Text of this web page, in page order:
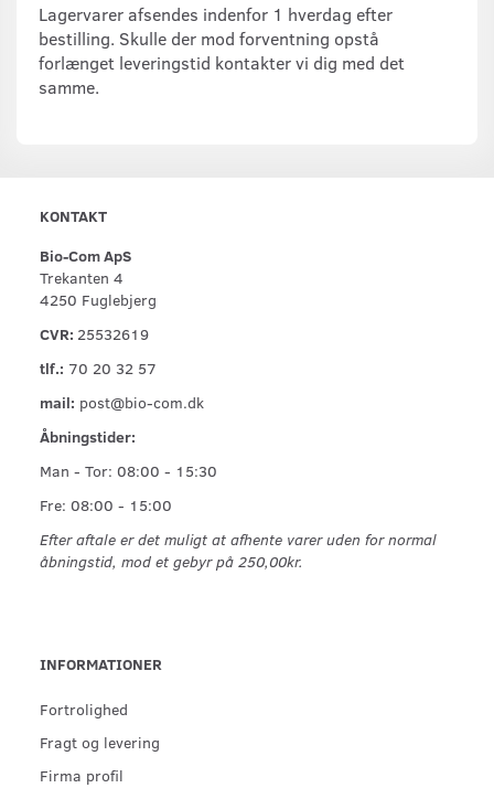
Lagervarer afsendes indenfor 1 hverdag efter
bestilling. Skulle der mod forventning opstå
forlænget leveringstid kontakter vi dig med det
samme.
KONTAKT
Bio-Com ApS
Trekanten 4
4250 Fuglebjerg
CVR: 25532619
tlf.: 70 20 32 57
mail: post@bio-com.dk
Åbningstider:
Man - Tor: 08:00 - 15:30
Fre: 08:00 - 15:00
Efter aftale er det muligt at afhente varer uden for normal
åbningstid, mod et gebyr på 250,00kr.
INFORMATIONER
Fortrolighed
Fragt og levering
Firma profil